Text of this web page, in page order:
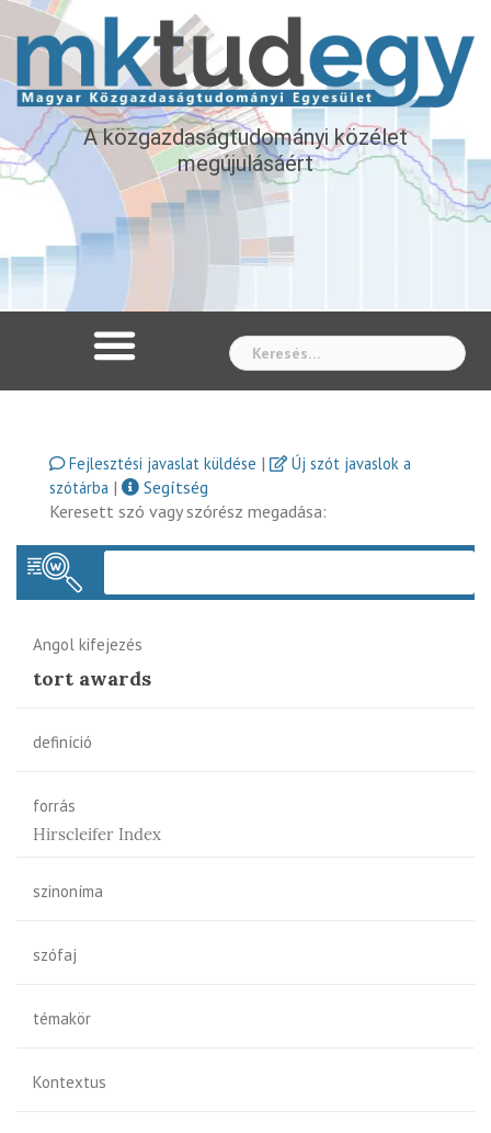
A közgazdaságtudományi közélet
megújulásáért
Fejlesztési javaslat küldése |
Új szót javaslok a
szótárba |
Segítség
Keresett szó vagy szórész megadása:
Angol kifejezés
tort awards
definíció
forrás
Hirscleifer Index
szinoníma
szófaj
témakör
Kontextus